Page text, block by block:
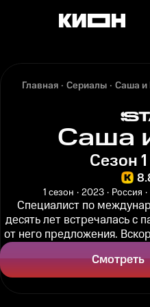
Главная Сериалы Саша и
Саша
Сезон
1 сезон 2023 Россия
Специалист по
десять лет встречалась с
от него предложения.
Смотреть